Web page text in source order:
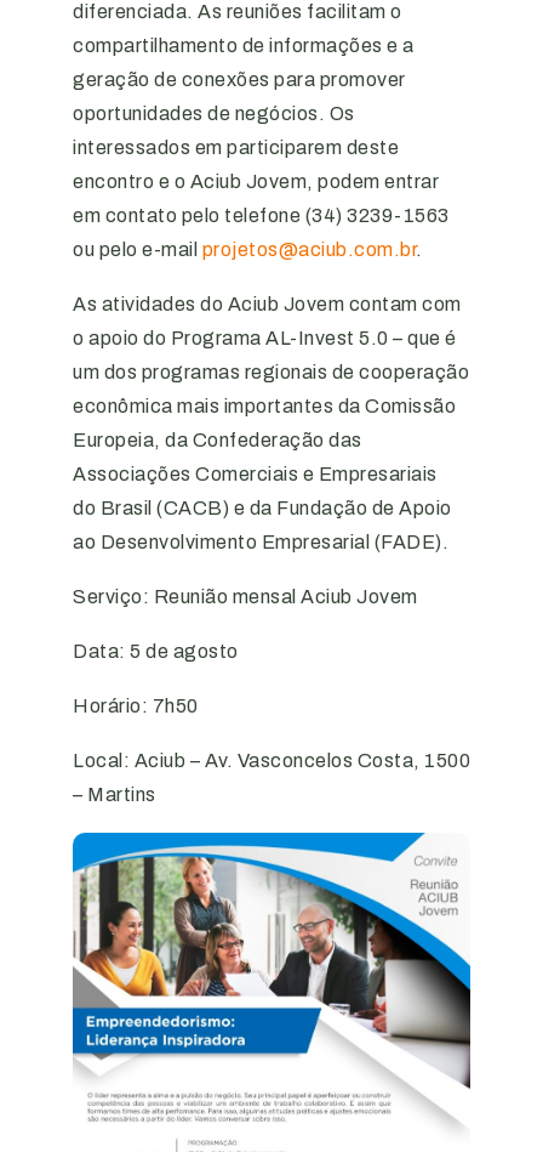
diferenciada. As reuniões facilitam o
compartilhamento de informações e a
geração de conexões para promover
oportunidades de negócios. Os
interessados em participarem deste
encontro e o Aciub Jovem, podem entrar
em contato pelo telefone (34) 3239-1563
ou pelo e-mail projetos@aciub.com.br.
As atividades do Aciub Jovem contam com
o apoio do Programa AL-Invest 5.0 – que é
um dos programas regionais de cooperação
econômica mais importantes da Comissão
Europeia, da Confederação das
Associações Comerciais e Empresariais
do Brasil (CACB) e da Fundação de Apoio
ao Desenvolvimento Empresarial (FADE).
Serviço: Reunião mensal Aciub Jovem
Data: 5 de agosto
Horário: 7h50
Local: Aciub – Av. Vasconcelos Costa, 1500
– Martins